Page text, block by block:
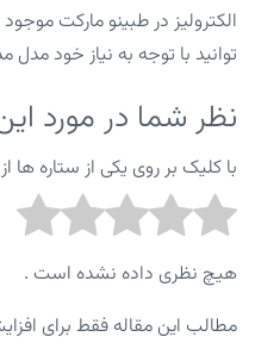
الکترولیز در طبینو مارکت
توانید با توجه به نیاز خود
نظر شما در مورد
با کلیک بر روی یکی از ستاره ها از ۱ تا ۵ امتیاز دهید :
هیچ نظری داده نشده است .
مطالب این مقاله فقط برای